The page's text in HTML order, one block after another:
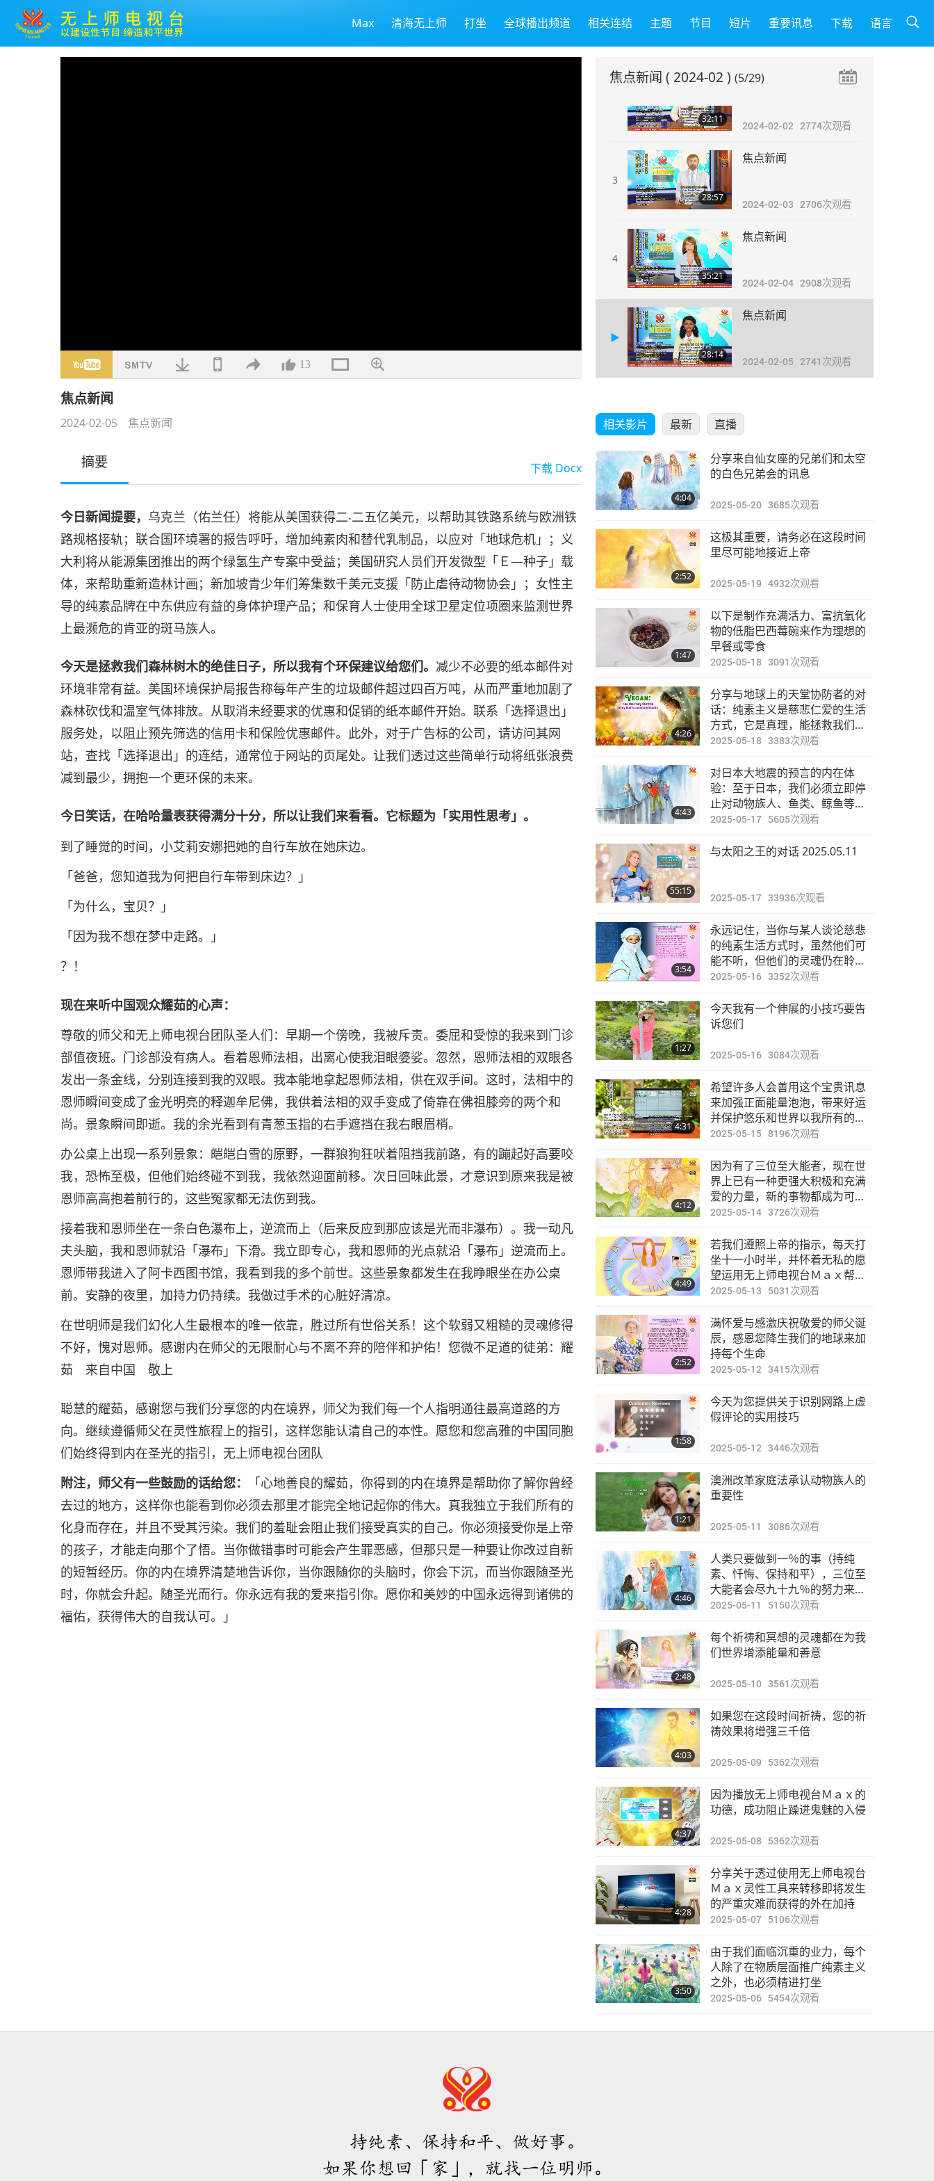
Max 清海无上师 打坐 全球播出频道 相关连结 主题 节目 短片 重要讯息 下载 语言
13
焦点新闻
2024-02-05 焦点新闻
摘要 下载 Docx
今日新闻提要， 乌克兰（佑兰任）将能从美国获得二‧二五亿美元，以帮助其铁路系统与欧洲铁
路规格接轨；联合国环境署的报告呼吁，增加纯素肉和替代乳制品，以应对「地球危机」；义
大利将从能源集团推出的两个绿氢生产专案中受益；美国研究人员们开发微型「Ｅ—种子」载
体，来帮助重新造林计画；新加坡青少年们筹集数千美元支援「防止虐待动物协会」；女性主
导的纯素品牌在中东供应有益的身体护理产品；和保育人士使用全球卫星定位项圈来监测世界
上最濒危的肯亚的斑马族人。
今天是拯救我们森林树木的绝佳日子，所以我有个环保建议给您们。 减少不必要的纸本邮件对
环境非常有益。美国环境保护局报告称每年产生的垃圾邮件超过四百万吨，从而严重地加剧了
森林砍伐和温室气体排放。从取消未经要求的优惠和促销的纸本邮件开始。联系「选择退出」
服务处，以阻止预先筛选的信用卡和保险优惠邮件。此外，对于广告标的公司，请访问其网
站，查找「选择退出」的连结，通常位于网站的页尾处。让我们透过这些简单行动将纸张浪费
减到最少，拥抱一个更环保的未来。
今日笑话，在哈哈量表获得满分十分，所以让我们来看看。它标题为「实用性思考」。
到了睡觉的时间，小艾莉安娜把她的自行车放在她床边。
「爸爸，您知道我为何把自行车带到床边？」
「为什么，宝贝？」
「因为我不想在梦中走路。」
？！
现在来听中国观众耀茹的心声：
尊敬的师父和无上师电视台团队圣人们：早期一个傍晚，我被斥责。委屈和受惊的我来到门诊
部值夜班。门诊部没有病人。看着恩师法相，出离心使我泪眼婆娑。忽然，恩师法相的双眼各
发出一条金线，分别连接到我的双眼。我本能地拿起恩师法相，供在双手间。这时，法相中的
恩师瞬间变成了金光明亮的释迦牟尼佛，我供着法相的双手变成了倚靠在佛祖膝旁的两个和
尚。景象瞬间即逝。我的余光看到有青葱玉指的右手遮挡在我右眼眉梢。
办公桌上出现一系列景象：皑皑白雪的原野，一群狼狗狂吠着阻挡我前路，有的蹦起好高要咬
我，恐怖至极，但他们始终碰不到我，我依然迎面前移。次日回味此景，才意识到原来我是被
恩师高高抱着前行的，这些冤家都无法伤到我。
接着我和恩师坐在一条白色瀑布上，逆流而上（后来反应到那应该是光而非瀑布）。我一动凡
夫头脑，我和恩师就沿「瀑布」下滑。我立即专心，我和恩师的光点就沿「瀑布」逆流而上。
恩师带我进入了阿卡西图书馆，我看到我的多个前世。这些景象都发生在我睁眼坐在办公桌
前。安静的夜里，加持力仍持续。我做过手术的心脏好清凉。
在世明师是我们幻化人生最根本的唯一依靠，胜过所有世俗关系！这个软弱又粗糙的灵魂修得
不好，愧对恩师。感谢内在师父的无限耐心与不离不弃的陪伴和护佑！您微不足道的徒弟：耀
茹 来自中国 敬上
聪慧的耀茹，感谢您与我们分享您的内在境界，师父为我们每一个人指明通往最高道路的方
向。继续遵循师父在灵性旅程上的指引，这样您能认清自己的本性。愿您和您高雅的中国同胞
们始终得到内在圣光的指引，无上师电视台团队
附注，师父有一些鼓励的话给您：
「心地善良的耀茹，你得到的内在境界是帮助你了解你曾经
去过的地方，这样你也能看到你必须去那里才能完全地记起你的伟大。真我独立于我们所有的
化身而存在，并且不受其污染。我们的羞耻会阻止我们接受真实的自己。你必须接受你是上帝
的孩子，才能走向那个了悟。当你做错事时可能会产生罪恶感，但那只是一种要让你改过自新
的短暂经历。你的内在境界清楚地告诉你，当你跟随你的头脑时，你会下沉，而当你跟随圣光
时，你就会升起。随圣光而行。你永远有我的爱来指引你。愿你和美妙的中国永远得到诸佛的
福佑，获得伟大的自我认可。」
焦点新闻 ( 2024-02 ) (5/29)
1
2024-02-012709次观看
32:11
焦点新闻
2024-02-02 2774次观看
3
28:57
焦点新闻
2024-02-03 2706次观看
4
35:21
焦点新闻
2024-02-04 2908次观看
28:14
焦点新闻
2024-02-05 2741 次观看
6
27:19
7
36:01
焦点新闻
8
29:28
焦点新闻
30:16
焦点新闻
10
27:38
焦点新闻
11
31:24
焦点新闻
12
28:45
13
28:39
焦点新闻
14
27:38
焦点新闻
15
29:03
焦点新闻
16
33:52
焦点新闻
17
29:37
焦点新闻
18
32:10
焦点新闻
19
34:16
焦点新闻
20
29:08
焦点新闻
21
28:52
焦点新闻
22
33:52
焦点新闻
23
33:47
焦点新闻
24
29:12
焦点新闻
25
26:27
焦点新闻
26
31:11
焦点新闻
相关影片 最新 直播
4:04
分享来自仙女座的兄弟们和太空
的白色兄弟会的讯息
2025-05-20 3685次观看
2:52
这极其重要，请务必在这段时间
里尽可能地接近上帝
2025-05-19 4932次观看
1:47
以下是制作充满活力、富抗氧化
物的低脂巴西莓碗来作为理想的
早餐或零食
2025-05-18 3091 次观看
4:26
分享与地球上的天堂协防者的对
话：纯素主义是慈悲仁爱的生活
方式，它是真理，能拯救我们和
我们的灵魂
2025-05-18 3383次观看
4:43
对日本大地震的预言的内在体
验：至于日本，我们必须立即停
止对动物族人、鱼类、鲸鱼等伟
大生物的残酷杀戮
2025-05-17 5605次观看
55:15
与太阳之王的对话 2025.05.11
2025-05-17 33936次观看
3:54
永远记住，当你与某人谈论慈悲
的纯素生活方式时，虽然他们可
能不听，但他们的灵魂仍在聆
听，所以永远不要放弃
2025-05-16 3352次观看
1:27
今天我有一个伸展的小技巧要告
诉您们
2025-05-16 3084次观看
4:31
希望许多人会善用这个宝贵讯息
来加强正面能量泡泡，带来好运
并保护悠乐和世界以我所有的爱
和上帝的福佑！
2025-05-15 8196次观看
4:12
因为有了三位至大能者，现在世
界上已有一种更强大积极和充满
爱的力量，新的事物都成为可
能！
2025-05-14 3726次观看
4:49
若我们遵照上帝的指示，每天打
坐十一小时半，并怀着无私的愿
望运用无上师电视台Ｍａｘ帮助
拯救地球，这将能帮助其他人和
2025-05-13 5031 次观看
2:52
满怀爱与感激庆祝敬爱的师父诞
辰，感恩您降生我们的地球来加
持每个生命
2025-05-12 3415次观看
1:58
今天为您提供关于识别网路上虚
假评论的实用技巧
2025-05-12 3446次观看
1:21
澳洲改革家庭法承认动物族人的
重要性
2025-05-11 3086次观看
4:46
人类只要做到一％的事（持纯
素、忏悔、保持和平），三位至
大能者会尽九十九％的努力来拯
救这个世界！
2025-05-11 5150次观看
2:48
每个祈祷和冥想的灵魂都在为我
们世界增添能量和善意
2025-05-10 3561 次观看
4:03
如果您在这段时间祈祷，您的祈
祷效果将增强三千倍
2025-05-09 5362次观看
4:37
因为播放无上师电视台Ｍａｘ的
功德，成功阻止躁进鬼魅的入侵
2025-05-08 5362次观看
4:28
分享关于透过使用无上师电视台
Ｍａｘ灵性工具来转移即将发生
的严重灾难而获得的外在加持
2025-05-07 5106次观看
3:50
由于我们面临沉重的业力，每个
人除了在物质层面推广纯素主义
之外，也必须精进打坐
2025-05-06 5454次观看
持纯素、保持和平、做好事。
如果你想回「家」，就找一位明师。